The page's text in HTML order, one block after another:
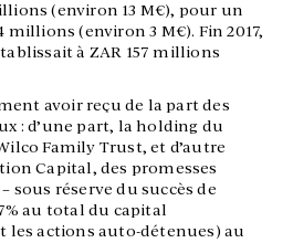
(environ 13 M€), pour un
millions (environ 3 M€). Fin 2017,
à ZAR 157 millions
avoir reçu de la part des
: d’une part, la holding du
Family Trust, et d’autre
Capital, des promesses
sous réserve du succès de
au total du capital
les actions auto-détenues) au